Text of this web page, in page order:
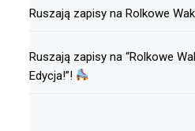
Ruszają zapisy na Rolkowe
Ruszają zapisy na “Rolkowe
Edycja!”!